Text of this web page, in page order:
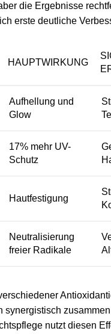
die Ergebnisse
erste deutliche
HAUPTWIRKUNG
Aufhellung und
Glow
17% mehr UV-
Schutz
Hautfestigung
Neutralisierung
freier Radikale
synergistisch
nutzt diesen